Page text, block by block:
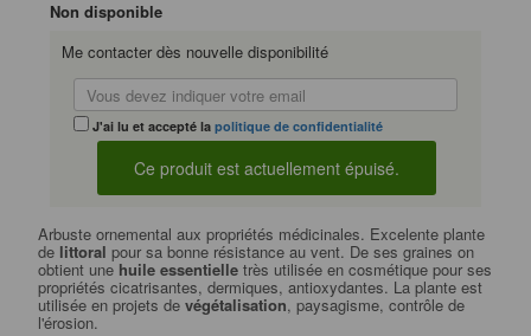
Non disponible
Me contacter dès nouvelle disponibilité
J'ai lu et accepté lapolitique de confidentialité
Arbuste ornemental aux propriétés médicinales. Excelente plante
de littoral pour sa bonne résistance au vent. De ses graines on
obtient une huile essentielle très utilisée en cosmétique pour ses
propriétés cicatrisantes, dermiques, antioxydantes. La plante est
utilisée en projets devégétalisation, paysagisme, contrôle de
l'érosion.